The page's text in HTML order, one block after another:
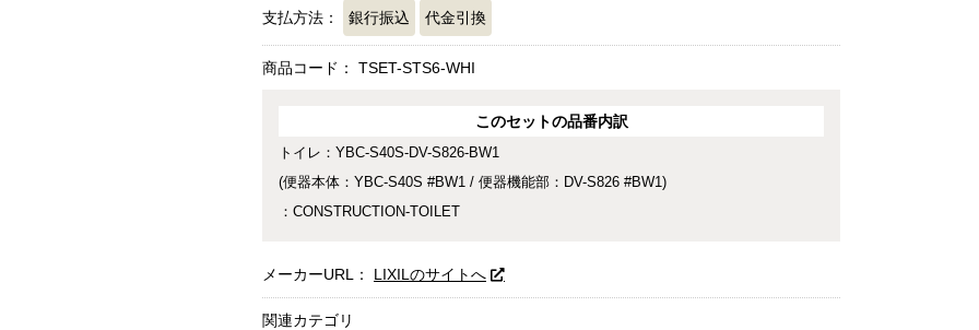
支払方法： 銀行振込 代金引換
商品コード： TSET-STS6-WHI
このセットの品番内訳
トイレ：YBC-S40S-DV-S826-BW1
(便器本体：YBC-S40S #BW1 / 便器機能部：DV-S826 #BW1)
：CONSTRUCTION-TOILET
メーカーURL： LIXILのサイトへ
関連カテゴリ